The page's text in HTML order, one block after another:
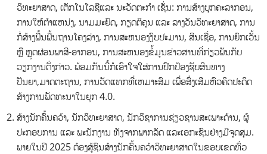
ວິທະຍາສາດ, ເຕັກໂນໂລຊີແລະ ນະວັດຕະກໍາ ເຊັ່ນ: ການສ້າງບຸກຄະລາກອນ,
ການໃຫ້ຕໍາແຫນ່ງ, ນາມມະຍົດ, ກຽດຕິຄຸນ ແລະ ລາງວັນວິທະຍາສາດ, ການ
ກໍ່ສ້າງພື້ນພື້ນຖານໂຄງລ່າງ, ການສະຫນອງງົບປະມານ, ສິນເຊື່ອ, ການຍົກເວັ້ນ
ຫຼື ຫຼຸດຜ່ອນພາສີ-ອາກອນ, ການສະຫນອງຂໍ້ມູນຂ່າວສານທີ່ກ່ຽວພັນກັບ
ວຽກງານດັ່ງກ່າວ. ພ້ອມກັນນີ້ກໍເອົາໃຈໃສ່ການປົກປ້ອງຊັບສິນທາງ
ປັນຍາ,ມາດຕະຖານ, ການວັດແທກທີ່ເຫມາະສົມ ເພື່ອສົ່ງເສີມຫົວຄິດປະດິດ
ສ້າງການພັດທະນາໃນຍຸກ 4.0.
ສ້າງນັກຄົ້ນຄວ້າ, ນັກວິທະຍາສາດ, ນັກວິຊາການຊ່ຽວຊານສະເພາະດ້ານ, ຜູ້
ປະກອບການ ແລະ ພະນັກງານ ທັງຈາກພາກລັດ ແລະເອກະຊົນຢ່າງມີຈຸດສຸມ.
ພາຍໃນປີ 2025 ຕ້ອງສູ້ຊົນສ້າງນັກຄົ້ນຄວ້າວິທະຍາສາດໃນຂອບເຂດທົ່ວ